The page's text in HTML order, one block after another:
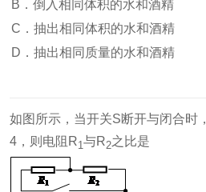
B．倒入相同体积的水和酒精
C．抽出相同体积的水和酒精
D．抽出相同质量的水和酒精
如图所示，当开关S断开与闭合时
4，则电阻R1 与R2之比是